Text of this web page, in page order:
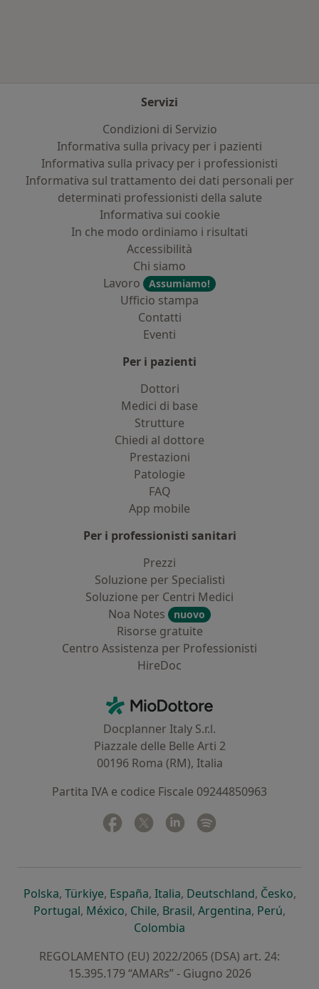
Servizi
Condizioni di Servizio
Informativa sulla privacy per i pazienti
Informativa sulla privacy per i professionisti
Informativa sul trattamento dei dati personali per
determinati professionisti della salute
Informativa sui cookie
In che modo ordiniamo i risultati
Accessibilità
Chi siamo
Lavoro
Assumiamo!
Ufficio stampa
Contatti
Eventi
Per i pazienti
Dottori
Medici di base
Strutture
Chiedi al dottore
Prestazioni
Patologie
FAQ
App mobile
Per i professionisti sanitari
Prezzi
Soluzione per Specialisti
Soluzione per Centri Medici
Noa Notes
nuovo
Risorse gratuite
Centro Assistenza per Professionisti
HireDoc
MioDottore - Homepage
Docplanner Italy S.r.l.
Piazzale delle Belle Arti 2
00196 Roma (RM), Italia
Partita IVA e codice Fiscale 09244850963
Facebook
si apre in una nuova scheda
Twitter
si apre in una nuova scheda
Linkedin
si apre in una nuova
Polskasi apre in una nuova scheda
, Türkiyesi apre in una nuova scheda
, Españasi apre in una nuova scheda
, Italiasi apre in una nuova
, Deutschlandsi apre in
, Českosi
,
Portugalsi apre in una nuova scheda
, Méxicosi apre in una nuova scheda
, Chilesi apre in una nuova scheda
, Brasilsi apre in una nuova
, Argentinasi apre in
, Perúsi
,
Colombia
REGOLAMENTO (EU) 2022/2065 (DSA) art. 24:
15.395.179 “AMARs” - Giugno 2026